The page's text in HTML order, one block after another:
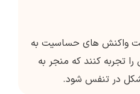
واکنش های حساسیت به
تجربه کنند که منجر به
در تنفس شود.